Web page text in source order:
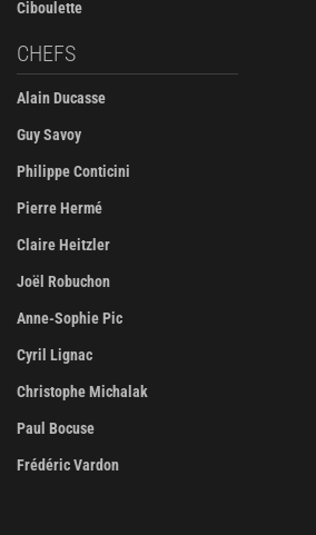
Ciboulette
CHEFS
Alain Ducasse
Guy Savoy
Philippe Conticini
Pierre Hermé
Claire Heitzler
Joël Robuchon
Anne-Sophie Pic
Cyril Lignac
Christophe Michalak
Paul Bocuse
Frédéric Vardon